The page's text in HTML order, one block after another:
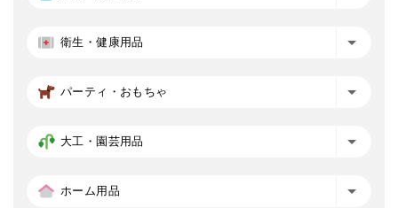
衛生・健康用品
パーティ・おもちゃ
大工・園芸用品
ホーム用品